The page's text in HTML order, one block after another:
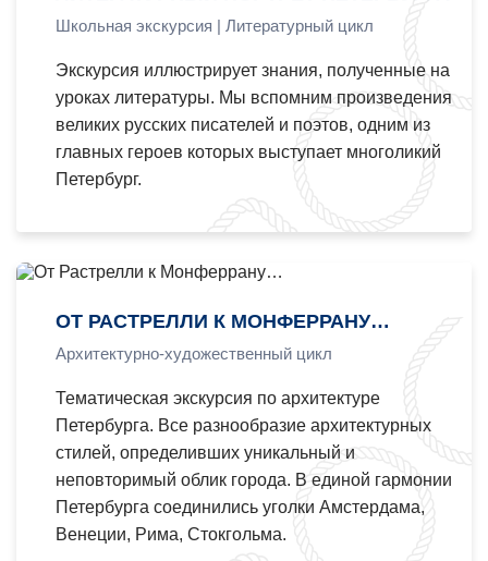
Школьная экскурсия | Литературный цикл
Экскурсия иллюстрирует знания, полученные на
уроках литературы. Мы вспомним произведения
великих русских писателей и поэтов, одним из
главных героев которых выступает многоликий
Петербург.
ОТ РАСТРЕЛЛИ К МОНФЕРРАНУ…
Архитектурно-художественный цикл
Тематическая экскурсия по архитектуре
Петербурга. Все разнообразие архитектурных
стилей, определивших уникальный и
неповторимый облик города. В единой гармонии
Петербурга соединились уголки Амстердама,
Венеции, Рима, Стокгольма.